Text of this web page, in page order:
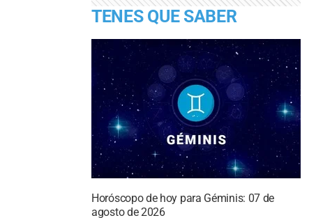
TENES QUE SABER
Horóscopo de hoy para Géminis: 07 de
agosto de 2026